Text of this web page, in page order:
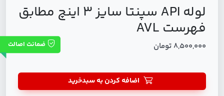
لوله API سپنتا سایز 3 اینچ مطابق
فهرست AVL
8,500,000 تومان ضمانت اصالت
اضافه کردن به سبدخرید